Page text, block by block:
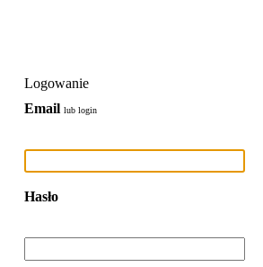
Logowanie
Email lub login
Hasło